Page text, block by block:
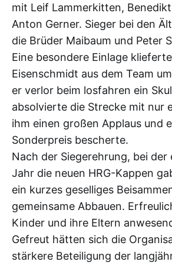
mit Leif Lammerkitten,
Anton Gerner. Sieger bei den
die Brüder Maibaum und Peter
Eine besondere Einlage
Eisenschmidt aus dem Team
er verlor beim losfahren ein
absolvierte die Strecke mit nur
ihm einen großen Applaus und
Sonderpreis bescherte.
Nach der Siegerehrung, bei der
Jahr die neuen HRG-Kappen
ein kurzes geselliges
gemeinsame Abbauen.
Kinder und ihre Eltern
Gefreut hätten sich die
stärkere Beteiligung der